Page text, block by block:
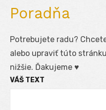
Poradňa
Potrebujete radu?
alebo upraviť túto
nižšie. Ďakujeme ♥
VÁŠ TEXT